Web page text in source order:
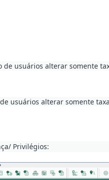
usuários alterar somente
usuários alterar somente
Privilégios: